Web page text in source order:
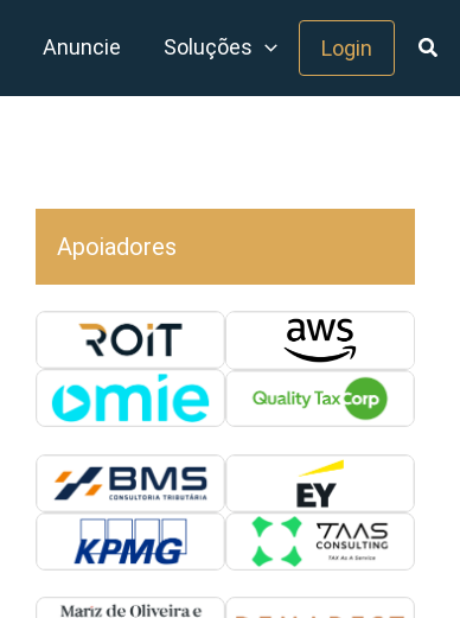
Anuncie Soluções Login
Apoiadores